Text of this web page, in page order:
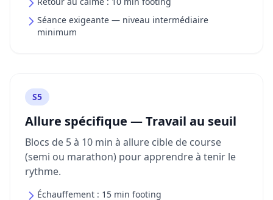
Séance exigeante — niveau intermédiaire
minimum
S5
Allure spécifique — Travail au seuil
Blocs de 5 à 10 min à allure cible de course
(semi ou marathon) pour apprendre à tenir le
rythme.
Échauffement : 15 min footing